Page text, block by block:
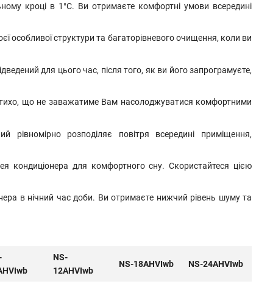
кроці в 1°С. Ви отримаєте комфортні умови всередині
особливої ​​структури та багаторівневого очищення, коли ви
для цього час, після того, як ви його запрограмуєте,
що не заважатиме Вам насолоджуватися комфортними
розподіляє повітря всередині приміщення,
для комфортного сну. Скористайтеся цією
в нічний час доби. Ви отримаєте нижчий рівень шуму та
NS-
12AHVIwb
NS-18AHVIwb NS-24AHVIwb